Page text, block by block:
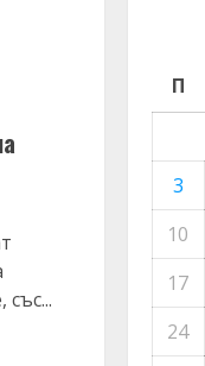
П
3
10
17
24